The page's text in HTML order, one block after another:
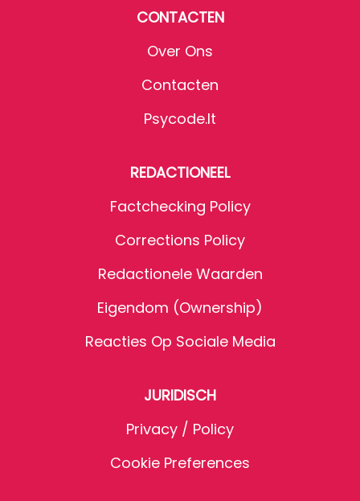
CONTACTEN
Over Ons
Contacten
Psycode.it
REDACTIONEEL
Factchecking Policy
Corrections Policy
Redactionele Waarden
Eigendom (Ownership)
Reacties Op Sociale Media
JURIDISCH
Privacy / Policy
Cookie Preferences